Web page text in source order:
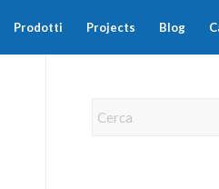
Prodotti Projects Blog